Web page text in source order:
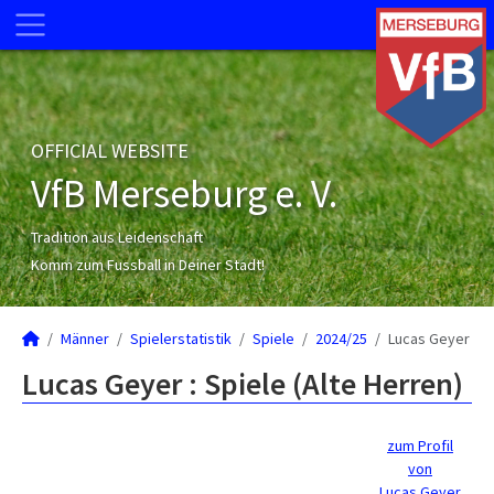
OFFICIAL WEBSITE
VfB Merseburg e. V.
Tradition aus Leidenschaft
Komm zum Fussball in Deiner Stadt!
Männer Spielerstatistik Spiele 2024/25 Lucas Geyer
Lucas Geyer : Spiele (Alte Herren)
zum Profil
von